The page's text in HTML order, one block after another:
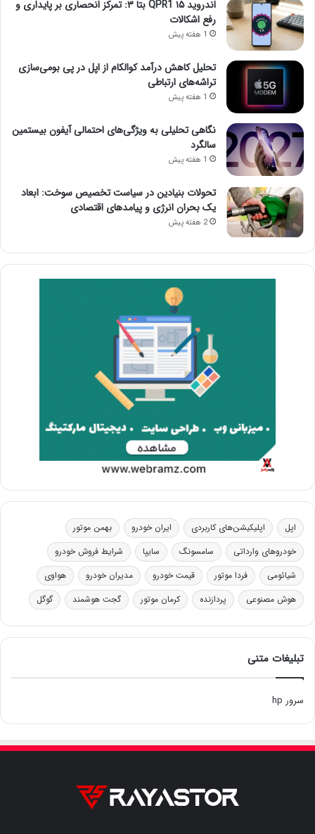
اندروید ۱۵ QPR1 بتا ۳: تمرکز انحصاری بر پایداری و
رفع اشکالات
1 هفته پیش
تحلیل کاهش درآمد کوالکام از اپل در پی بومی‌سازی
تراشه‌های ارتباطی
1 هفته پیش
نگاهی تحلیلی به ویژگی‌های احتمالی آیفون بیستمین
سالگرد
1 هفته پیش
تحولات بنیادین در سیاست تخصیص سوخت: ابعاد
یک بحران انرژی و پیامدهای اقتصادی
2 هفته پیش
اپل اپلیکیشن‌های کاربردی ایران خودرو
بهمن موتور
خودروهای وارداتی
سامسونگ سایپا
شرایط فروش خودرو
شیائومی
فردا موتور قیمت خودرو مدیران خودرو
هواوی
هوش مصنوعی
پردازنده کرمان موتور گجت هوشمند گوگل
تبلیغات متنی
سرور hp